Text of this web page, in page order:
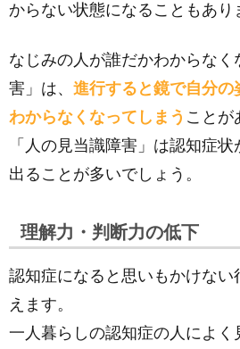
からない状態になることもあり
なじみの人が誰だかわからな
害」は、 進行すると鏡で自分の
わからなくなってしまう ことが
「人の見当識障害」は認知症
出ることが多いでしょう。
理解力・判断力の低下
認知症になると思いもかけない
えます。
一人暮らしの認知症の人によく